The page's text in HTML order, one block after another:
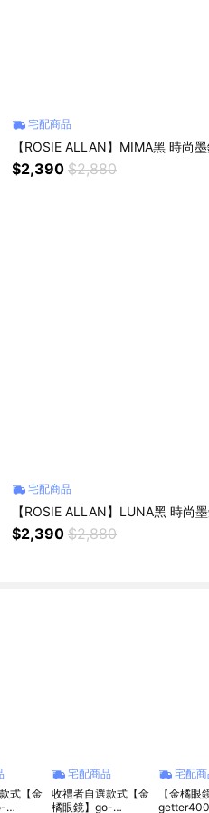
宅配商品
【ROSIE ALLAN】MIMA黑 時尚
$2,390 $2,880
宅配商品
【ROSIE ALLAN】LUNA黑 時尚
$2,390 $2,880
式【金
宅配商品
收禮者自選款式【金
橘眼鏡】go-
宅配
【金橘眼